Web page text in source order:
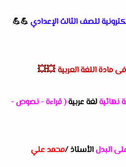
للصف الثالث الإعدادي 💪💪
فى مادة اللغة العربية 💥💥
نهائيةلغة عربية( قراءة - نصوص -
البدلالأستاذ /محمد علي